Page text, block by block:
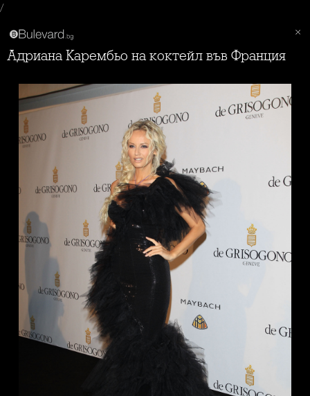
/
Адриана Карембьо на коктейл във Франция